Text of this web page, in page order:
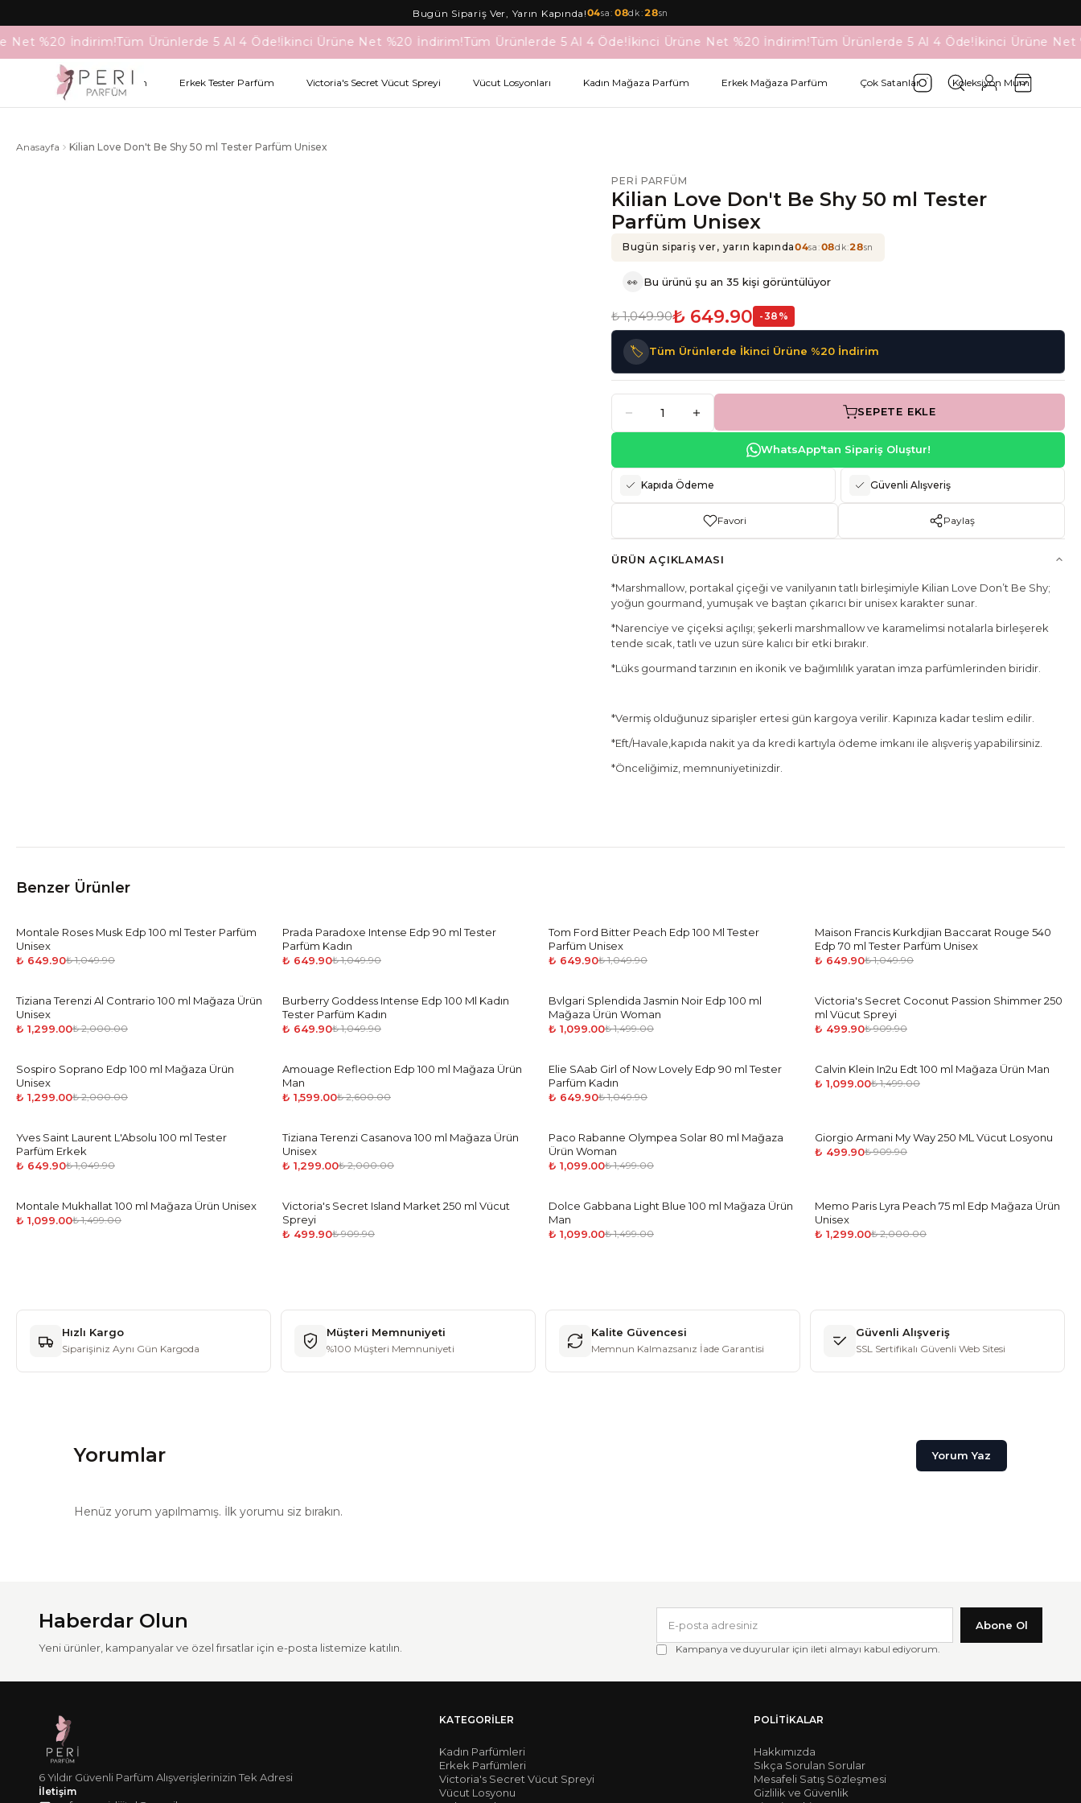
Bugün Sipariş Ver, Yarın Kapında!04sa : 08dk :28sn
Net %20 İndirim!Tüm Ürünlerde 5 Al 4 Öde!İkinci Ürüne Net %20 İndirim!Tüm Ürünlerde 5 Al 4 Öde!İkinci Ürüne Net %20 İndirim!Tüm Ürünlerde 5 Al 4 Öde!İkinci Ürüne Net
Kadın Tester Parfüm Erkek Tester Parfüm Victoria's Secret Vücut Spreyi Vücut Losyonları Kadın Mağaza Parfüm Erkek Mağaza Parfüm Çok Satanlar Koleksiyon Mum
Anasayfa Kilian Love Don't Be Shy 50 ml Tester Parfüm Unisex
PERI PARFÜM
Kilian Love Don't Be Shy 50 ml Tester
Parfüm Unisex
Bugün sipariş ver, yarın kapında04sa :08dk:28sn
👀 Bu ürünü şu an 35 kişi görüntülüyor
₺ 1,049.90₺ 649.90 -38 %
🏷️ Tüm Ürünlerde İkinci Ürüne %20 İndirim
SEPETE EKLE
WhatsApp'tan Sipariş Oluştur!
Kapıda Ödeme Güvenli Alışveriş
Favori Paylaş
ÜRÜN AÇIKLAMASI
*Marshmallow, portakal çiçeği ve vanilyanın tatlı birleşimiyle Kilian Love Don’t Be Shy;
yoğun gourmand, yumuşak ve baştan çıkarıcı bir unisex karakter sunar.
*Narenciye ve çiçeksi açılışı; şekerli marshmallow ve karamelimsi notalarla birleşerek
tende sıcak, tatlı ve uzun süre kalıcı bir etki bırakır.
*Lüks gourmand tarzının en ikonik ve bağımlılık yaratan imza parfümlerinden biridir.
*Vermiş olduğunuz siparişler ertesi gün kargoya verilir. Kapınıza kadar teslim edilir.
*Eft/Havale,kapıda nakit ya da kredi kartıyla ödeme imkanı ile alışveriş yapabilirsiniz.
*Önceliğimiz, memnuniyetinizdir.
Benzer Ürünler
-38%
Montale Roses Musk Edp 100 ml Tester Parfüm
Unisex
₺ 649.90₺ 1,049.90
-38 %
Prada Paradoxe Intense Edp 90 ml Tester
Parfüm Kadın
₺ 649.90₺ 1,049.90
-38%
Tom Ford Bitter Peach Edp 100 Ml Tester
Parfüm Unisex
₺ 649.90₺ 1,049.90
-38%
Maison Francis Kurkdjian Baccarat Rouge 540
Edp 70 ml Tester Parfüm Unisex
₺ 649.90₺ 1,049.90
-35%
Tiziana Terenzi Al Contrario 100 ml Mağaza Ürün
Unisex
₺ 1,299.00₺ 2,000.00
-38%
Burberry Goddess Intense Edp 100 Ml Kadın
Tester Parfüm Kadın
₺ 649.90₺ 1,049.90
-27%
Bvlgari Splendida Jasmin Noir Edp 100 ml
Mağaza Ürün Woman
₺ 1,099.00₺ 1,499.00
-45%
Victoria's Secret Coconut Passion Shimmer 250
ml Vücut Spreyi
₺ 499.90₺ 909.90
-35%
Sospiro Soprano Edp 100 ml Mağaza Ürün
Unisex
₺ 1,299.00₺ 2,000.00
-39 %
Amouage Reflection Edp 100 ml Mağaza Ürün
Man
₺ 1,599.00₺ 2,600.00
-38%
Elie SAab Girl of Now Lovely Edp 90 ml Tester
Parfüm Kadın
₺ 649.90₺ 1,049.90
-27%
Calvin Klein In2u Edt 100 ml Mağaza Ürün Man
₺ 1,099.00₺ 1,499.00
-38%
Yves Saint Laurent L'Absolu 100 ml Tester
Parfüm Erkek
₺ 649.90₺ 1,049.90
-35%
Tiziana Terenzi Casanova 100 ml Mağaza Ürün
Unisex
₺ 1,299.00₺ 2,000.00
-27 %
Paco Rabanne Olympea Solar 80 ml Mağaza
Ürün Woman
₺ 1,099.00₺ 1,499.00
-45%
Giorgio Armani My Way 250 ML Vücut Losyonu
₺ 499.90₺ 909.90
-27%
Montale Mukhallat 100 ml Mağaza Ürün Unisex
₺ 1,099.00₺ 1,499.00
-45%
Victoria's Secret Island Market 250 ml Vücut
Spreyi
₺ 499.90₺ 909.90
-27%
Dolce Gabbana Light Blue 100 ml Mağaza Ürün
Man
₺ 1,099.00₺ 1,499.00
-35%
Memo Paris Lyra Peach 75 ml Edp Mağaza Ürün
Unisex
₺ 1,299.00₺ 2,000.00
Hızlı Kargo
Siparişiniz Aynı Gün Kargoda
Müşteri Memnuniyeti
%100 Müşteri Memnuniyeti
Kalite Güvencesi
Memnun Kalmazsanız İade Garantisi
Güvenli Alışveriş
SSL Sertifikalı Güvenli Web Sitesi
Yorumlar Yorum Yaz
Henüz yorum yapılmamış. İlk yorumu siz bırakın.
Haberdar Olun
Yeni ürünler, kampanyalar ve özel fırsatlar için e-posta listemize katılın.
Abone Ol
Kampanya ve duyurular için ileti almayı kabul ediyorum.
6 Yıldır Güvenli Parfüm Alışverişlerinizin Tek Adresi
İletişim
KATEGORILER
Kadın Parfümleri
Erkek Parfümleri
Victoria's Secret Vücut Spreyi
Vücut Losyonu
POLITIKALAR
Hakkımızda
Sıkça Sorulan Sorular
Mesafeli Satış Sözleşmesi
Gizlilik ve Güvenlik